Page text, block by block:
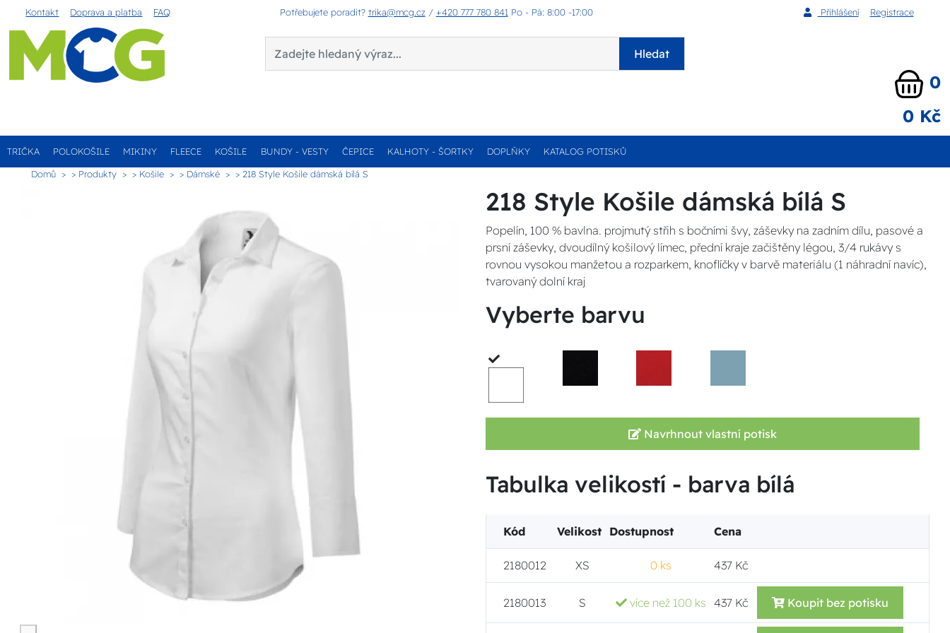
Kontakt Doprava a platba FAQ Potřebujete poradit? trika@mcg.cz / +420 777 780 841 Po - Pá: 8:00 -17:00 Přihlášení Registrace
Hledat
0
0 Kč
TRIČKA POLOKOŠILE MIKINY FLEECE KOŠILE BUNDY - VESTY ČEPICE KALHOTY - ŠORTKY DOPLŇKY KATALOG POTISKŮ
Domů > Produkty > Košile > Dámské > 218 Style Košile dámská bílá S
218 Style Košile dámská bílá S
Popelín, 100 % bavlna. projmutý střih s bočními švy, záševky na zadním dílu, pasové a
prsní záševky, dvoudílný košilový límec, přední kraje začištěny légou, 3/4 rukávy s
rovnou vysokou manžetou a rozparkem, knoflíčky v barvě materiálu (1 náhradní navíc),
tvarovaný dolní kraj
Vyberte barvu
Navrhnout vlastní potisk
Tabulka velikostí - barva bílá
Kód Velikost Dostupnost Cena
2180012 XS 0 ks 437 Kč
2180013 S více než 100 ks 437 Kč Koupit bez potisku